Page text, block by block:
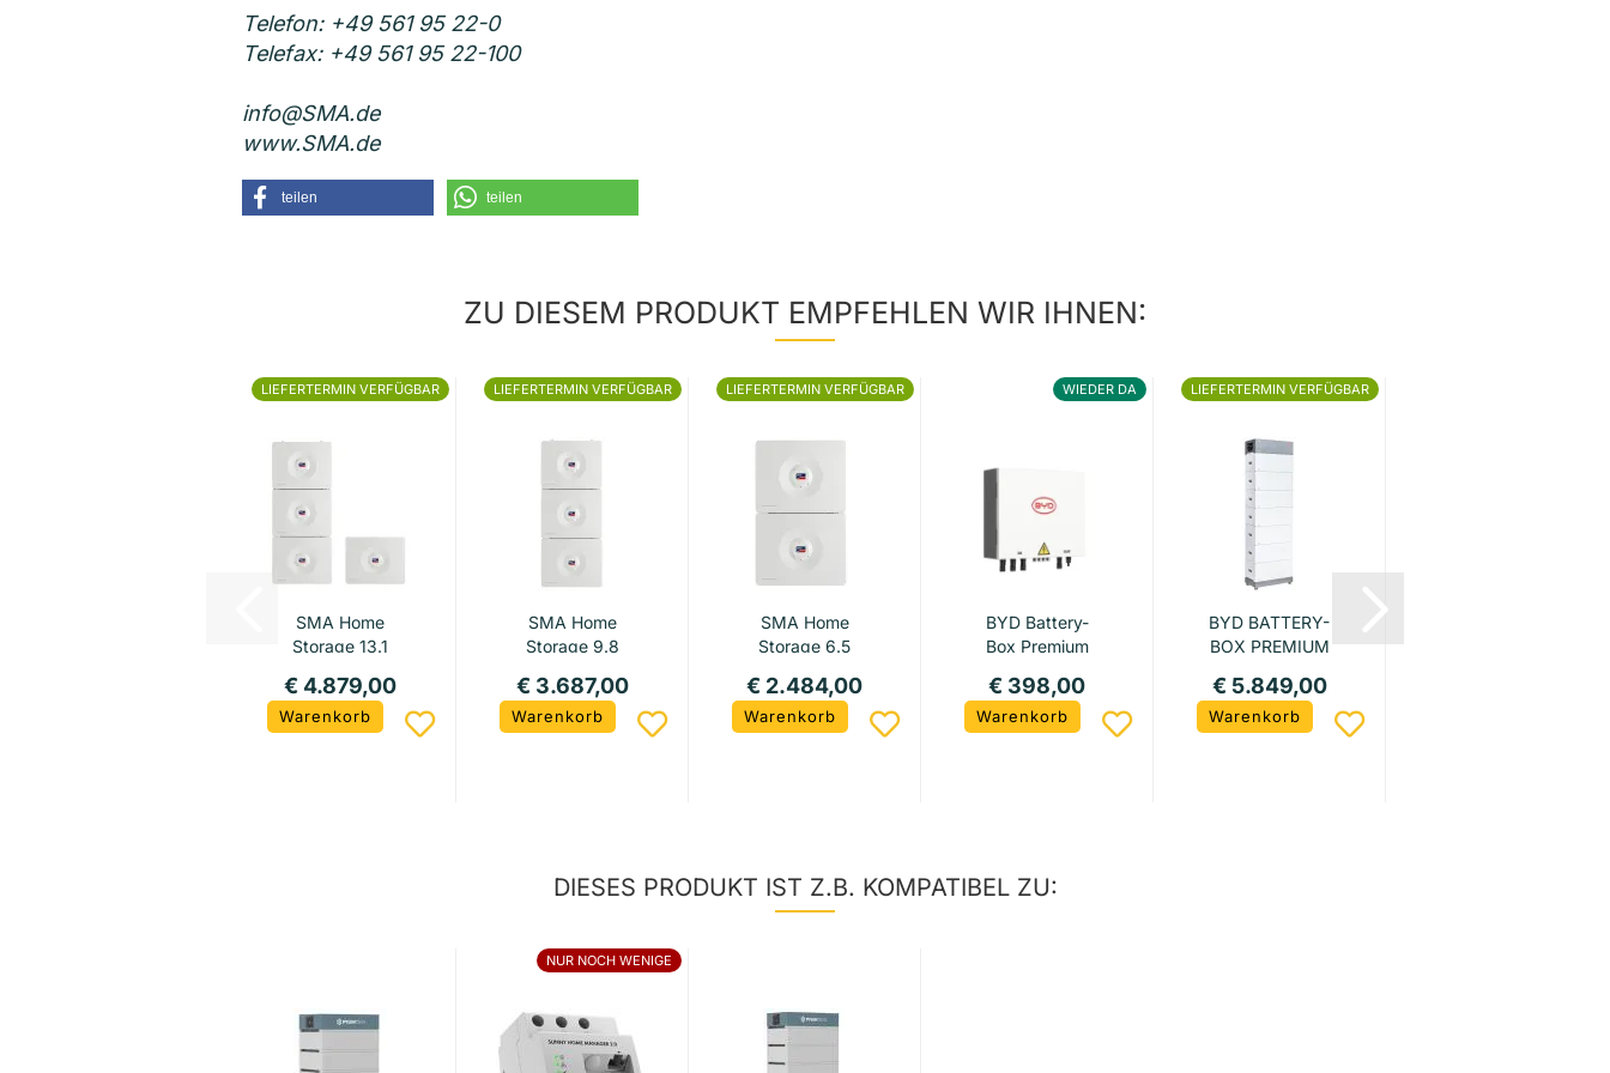
Telefon: +49 561 95 22-0
Telefax: +49 561 95 22-100
info@SMA.de
www.SMA.de
teilen teilen
ZU DIESEM PRODUKT EMPFEHLEN WIR IHNEN:
LIEFERTERMIN VERFÜGBAR
SMA Home
Storage 13.1
€ 4.879,00
Warenkorb
LIEFERTERMIN VERFÜGBAR
SMA Home
Storage 9.8
€ 3.687,00
Warenkorb
LIEFERTERMIN VERFÜGBAR
SMA Home
Storage 6.5
€ 2.484,00
Warenkorb
WIEDER DA
BYD Battery-
Box Premium
Box Plus...
€ 398,00
Warenkorb
LIEFERTERMIN VERFÜGBAR
BYD BATTERY-
BOX PREMIUM
€ 5.849,00
Warenkorb
DIESES PRODUKT IST Z.B. KOMPATIBEL ZU:
NUR NOCH WENIGE